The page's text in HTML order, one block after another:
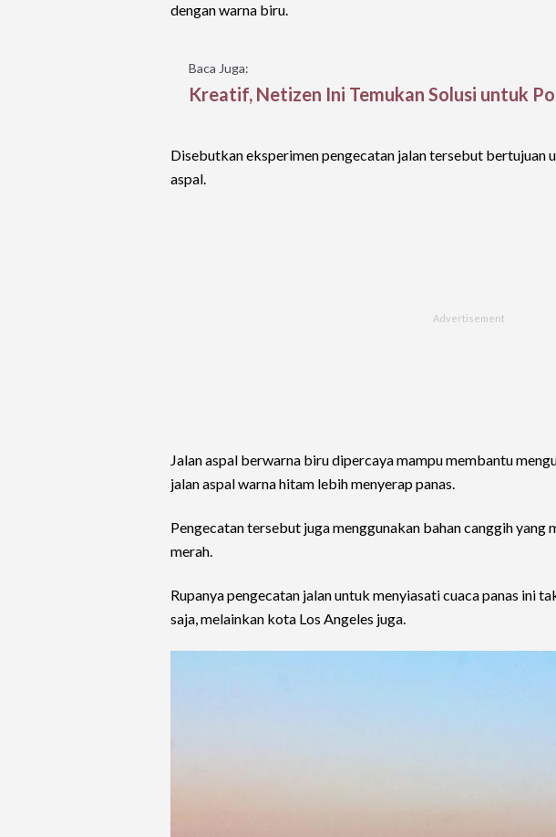
dengan warna biru.
Baca Juga:
Kreatif, Netizen Ini Temukan Solusi untuk
Disebutkan eksperimen pengecatan jalan tersebut bertujuan
aspal.
Jalan aspal berwarna biru dipercaya mampu membantu
jalan aspal warna hitam lebih menyerap panas.
Pengecatan tersebut juga menggunakan bahan canggih yang
merah.
Rupanya pengecatan jalan untuk menyiasati cuaca panas ini
saja, melainkan kota Los Angeles juga.